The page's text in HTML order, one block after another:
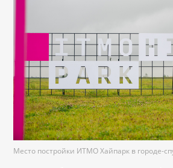
Место постройки ИТМО Хайпарк в городе-